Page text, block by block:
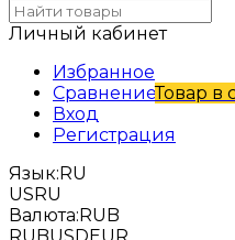
Личный кабинет
Избранное
СравнениеТовар в
Вход
Регистрация
Язык:RU
USRU
Валюта:RUB